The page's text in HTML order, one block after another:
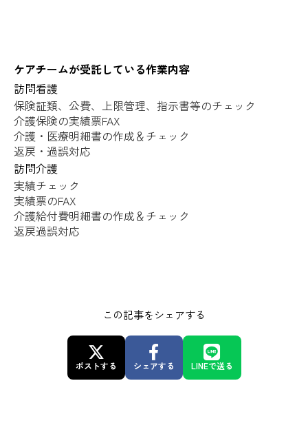
ケアチームが受託している作業内容
訪問看護
保険証類、公費、上限管理、指示書等のチェック
介護保険の実績票FAX
介護・医療明細書の作成＆チェック
返戻・過誤対応
訪問介護
実績チェック
実績票のFAX
介護給付費明細書の作成＆チェック
返戻過誤対応
この記事をシェアする
ポストする シェアする LINEで送る